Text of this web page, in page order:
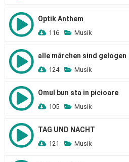
Optik Anthem
116 Musik
alle märchen sind gelogen
124 Musik
Omul bun sta in picioare
105 Musik
TAG UND NACHT
121 Musik